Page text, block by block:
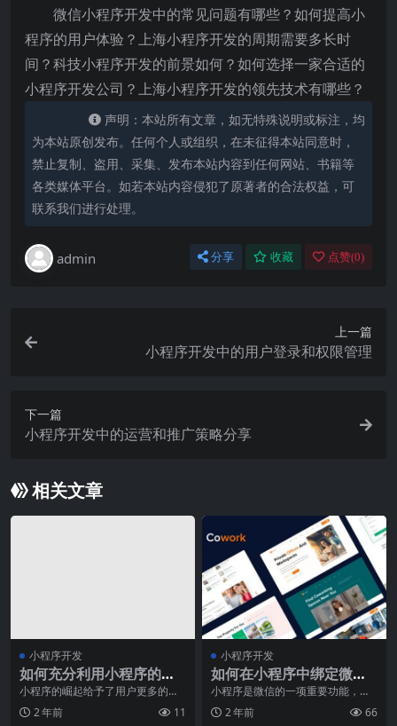
微信小程序开发中的常见问题有哪些？如何提高小
程序的用户体验？上海小程序开发的周期需要多长时
间？科技小程序开发的前景如何？如何选择一家合适的
小程序开发公司？上海小程序开发的领先技术有哪些？
声明：本站所有文章，如无特殊说明或标注，均
为本站原创发布。任何个人或组织，在未征得本站同意时，
禁止复制、盗用、采集、发布本站内容到任何网站、书籍等
各类媒体平台。如若本站内容侵犯了原著者的合法权益，可
联系我们进行处理。
admin 分享 收藏 点赞(0)
上一篇
小程序开发中的用户登录和权限管理
下一篇
小程序开发中的运营和推广策略分享
相关文章
小程序开发
如何充分利用小程序的个
性化推送功能？
小程序的崛起给予了用户更多的便
利和个性化服务，而其中非常重要
的一项功能就是个性化
2 年前 11
小程序开发
如何在小程序中绑定微信
公众号？
小程序是微信的一项重要功能，它
可以让用户在微信内部完成一些简
单的任务，如查看新闻
2 年前 66